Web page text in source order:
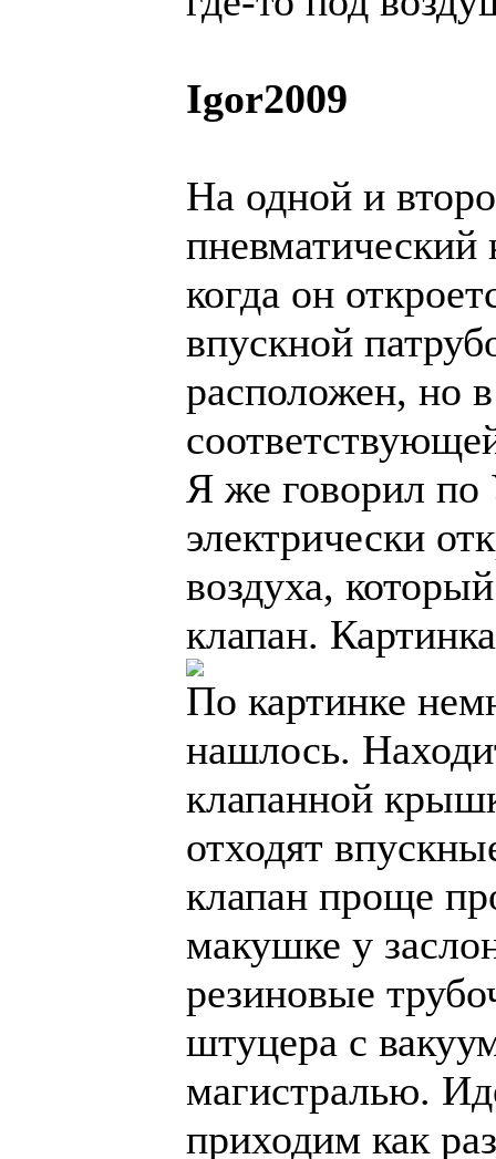
Igor2009
На одной и
когда он
впускной
расположен, но
Я же говорил
электрически
воздуха,
клапан.
По картинке
нашлось.
клапанной
отходят
клапан проще
макушке у
резиновые
штуцера с
магистралью.
приходим как